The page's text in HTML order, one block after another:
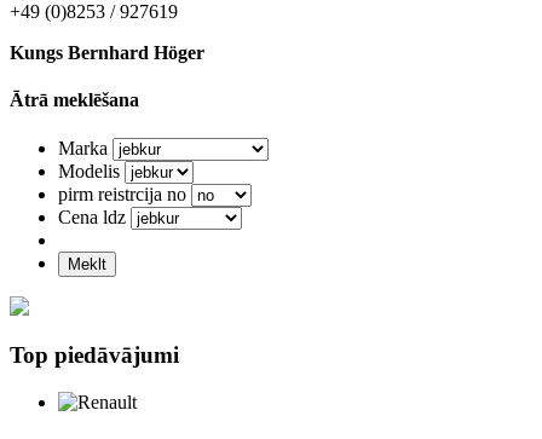
+49 (0)8253 / 927619
Kungs Bernhard Höger
Ātrā meklēšana
Marka
Modelis
pirm reistrcija no
Cena ldz
Meklt
Top piedāvājumi